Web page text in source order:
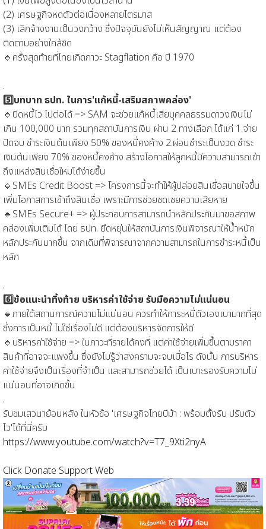
(2) เศรษฐกิจหดตัวต่อเนื่องหลายไตรมาส
(3) เลิกจ้างงานเป็นวงกว้าง ซึ่งปัจจุบันยังไม่เห็นสัญญาณ แต่ต้อง
ติดตามอย่างใกล้ชิด
🔹ครั้งสุดท้ายที่ไทยเกิดภาวะ Stagflation คือ ปี 1970
.
5️⃣บทบาท ธปท. ในการ'แก้หนี้-เสริมสภาพคล่อง'
🔹ปิดหนี้ไว ไปต่อได้ => SAM จะช่วยแก้หนี้เสียบุคคลธรรมดาวงเงินไม่
เกิน 100,000 บาท รวมทุกสถาบันการเงิน ผ่าน 2 ทางเลือก ได้แก่ 1.จ่าย
ปิดจบ ชำระเงินต้นเพียง 50% ของหนี้คงค้าง 2.ผ่อนชำระเป็นงวด ชำระ
เงินต้นเพียง 70% ของหนี้คงค้าง สร้างโอกาสให้ลูกหนี้มีความสามารถเข้า
ถึงแหล่งสินเชื่อใหม่ได้ง่ายขึ้น
🔹SMEs Credit Boost => โครงการนี้จะทำให้ผู้ปล่อยสินเชื่อสบายใจขึ้น
เพิ่มโอกาสการเข้าถึงสินเชื่อ เพราะมีการช่วยชดเชยความเสียหาย
🔹SMEs Secure+ => ผู้ประกอบการสามารถนำหลักประกันมาขอสภาพ
คล่องเพิ่มเติมได้ โดย ธปท. ยืดหยุ่นให้สถาบันการเงินพิจารณาให้น้ำหนัก
หลักประกันมากขึ้น จากเดิมที่พิจารณาจากความสามารถในการชำระหนี้เป็น
หลัก
.
6️⃣ข้อแนะนำทิ้งท้าย บริหารค่าใช้จ่าย รับมือความไม่แน่นอน
🔹ภายใต้สถานการณ์ความไม่แน่นอน ควรทำให้ภาระหนี้ตัวเองเบามากที่สุด
ซึ่งการเป็นหนี้ ไม่ใช่เรื่องไม่ดี แต่ต้องบริหารจัดการให้ดี
🔹บริหารค่าใช้จ่าย => ในภาวะที่รายได้คงที่ แต่ค่าใช้จ่ายเพิ่มขึ้นตามราคา
สินค้าที่อาจจะแพงขึ้น ซึ่งยังไม่รู้ว่าสงครามจะจบเมื่อไร ดังนั้น การบริหาร
ค่าใช้จ่ายจึงเป็นเรื่องที่จำเป็น และสามารถช่วยได้ เป็นเบาะรองรับความไม่
แน่นอนที่อาจเกิดขึ้น
.
รับชมเสวนาย้อนหลัง ในหัวข้อ 'เศรษฐกิจไทยปีม้า : พร้อมตั้งรับ ปรับตัว
ไว'ได้ที่นี่ครับ
https://www.youtube.com/watch?v=T7_9Xti2nyA
Click Donate Support Web